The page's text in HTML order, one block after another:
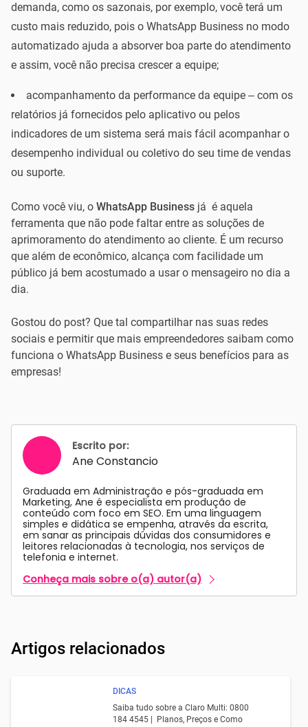
demanda, como os sazonais, por exemplo, você terá um
custo mais reduzido, pois o WhatsApp Business no modo
automatizado ajuda a absorver boa parte do atendimento
e assim, você não precisa crescer a equipe;
acompanhamento da performance da equipe – com os
relatórios já fornecidos pelo aplicativo ou pelos
indicadores de um sistema será mais fácil acompanhar o
desempenho individual ou coletivo do seu time de vendas
ou suporte.
Como você viu, o WhatsApp Business já é aquela
ferramenta que não pode faltar entre as soluções de
aprimoramento do atendimento ao cliente. É um recurso
que além de econômico, alcança com facilidade um
público já bem acostumado a usar o mensageiro no dia a
dia.
Gostou do post? Que tal compartilhar nas suas redes
sociais e permitir que mais empreendedores saibam como
funciona o WhatsApp Business e seus benefícios para as
empresas!
Escrito por:
Ane Constancio
Graduada em Administração e pós-graduada em
Marketing, Ane é especialista em produção de
conteúdo com foco em SEO. Em uma linguagem
simples e didática se empenha, através da escrita,
em sanar as principais dúvidas dos consumidores e
leitores relacionadas à tecnologia, nos serviços de
telefonia e internet.
Conheça mais sobre o(a) autor(a)
Artigos relacionados
DICAS
Saiba tudo sobre a Claro Multi: 0800
184 4545 | Planos, Preços e Como